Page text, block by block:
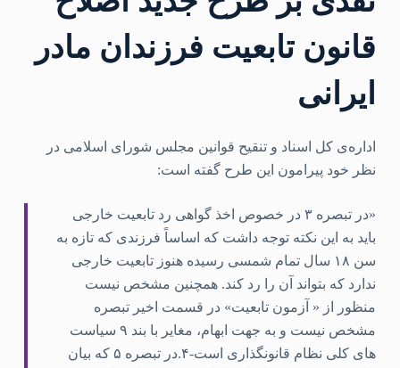
قانون تابعیت فرزندان مادر
ایرانی
اداره‌ی کل اسناد و تنقیح قوانین مجلس شورای اسلامی در
نظر خود پیرامون این طرح گفته است:
«در تبصره ۳ در خصوص اخذ گواهی رد تابعیت خارجی
باید به این نکته توجه داشت که اساساً فرزندی که تازه به
سن ۱۸ سال تمام شمسی رسیده هنوز تابعیت خارجی
ندارد که بتواند آن را رد کند. همچنین مشخص نیست
منظور از « آزمون تابعیت» در قسمت اخیر تبصره
مشخص نیست و به جهت ابهام، مغایر با بند ۹ سیاست
های کلی نظام قانونگذاری است-۴.در تبصره ۵ که بیان